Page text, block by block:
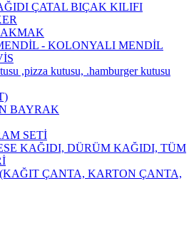
ÇATAL BIÇAK KILIFI
- KOLONYALI MENDİL
,pizza kutusu, .hamburger kutusu
BAYRAK
SETİ
KAĞIDI, DÜRÜM KAĞIDI, TÜM
ÇANTA, KARTON ÇANTA,